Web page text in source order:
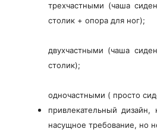
трехчастными (чаша
столик + опора для ног);
двухчастными (чаша
столик);
одночастными ( просто
привлекательный
насущное требование, но